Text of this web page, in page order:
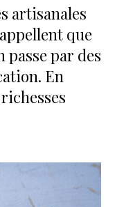
artisanales
que
par des
En